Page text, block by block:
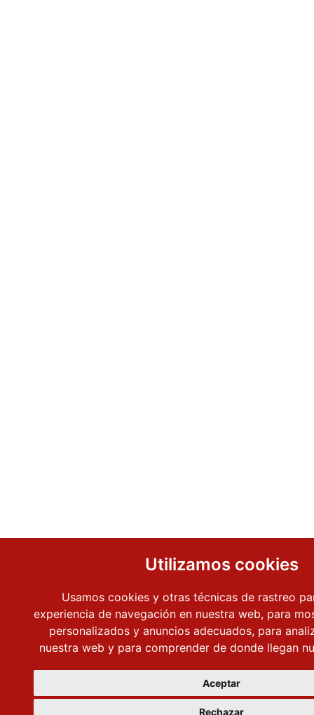
Utilizamos cookies
Usamos cookies y otras técnicas de rastreo
experiencia de navegación en nuestra web, para
personalizados y anuncios adecuados, para
nuestra web y para comprender de donde llegan
Aceptar
Rechazar